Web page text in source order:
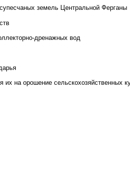
земель Центральной Ферганы
дренажных вод
на орошение сельскохозяйственных